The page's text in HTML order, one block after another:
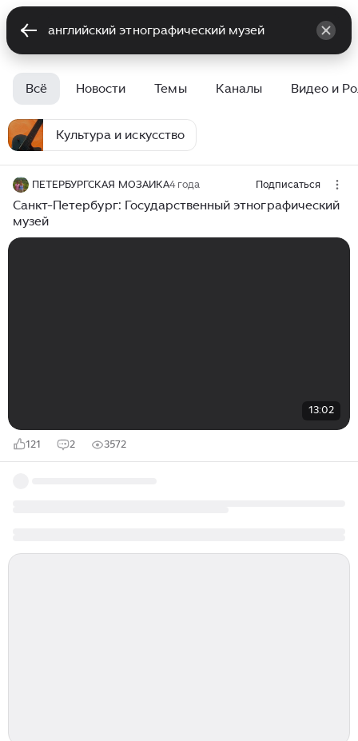
Всё Новости Темы Каналы Видео и
Культура и искусство
ПЕТЕРБУРГСКАЯ МОЗАИКА4 года Подписаться
Санкт-Петербург: Государственный этнографический
музей
13:02
121 2 3572